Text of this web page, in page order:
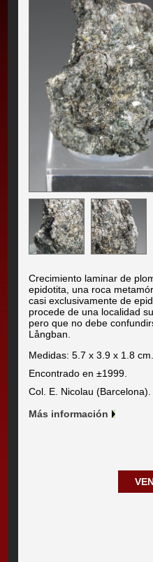
Crecimiento laminar de
epidotita, una roca
casi exclusivamente de
procede de una localidad
pero que no debe
Långban.
Medidas: 5.7 x 3.9 x 1.8 cm.
Encontrado en ±1999.
Col. E. Nicolau (Barcelona).
Más información